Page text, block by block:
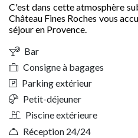
C'est dans cette atmosphère
Château Fines Roches vous
séjour en Provence.
Bar
Consigne à bagages
Parking extérieur
Petit-déjeuner
Piscine extérieure
Réception 24/24